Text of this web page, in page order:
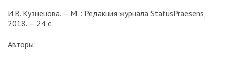
И.В. Кузнецова. — М. : Редакция журнала StatusPraesens,
2018. — 24 с.
Авторы: